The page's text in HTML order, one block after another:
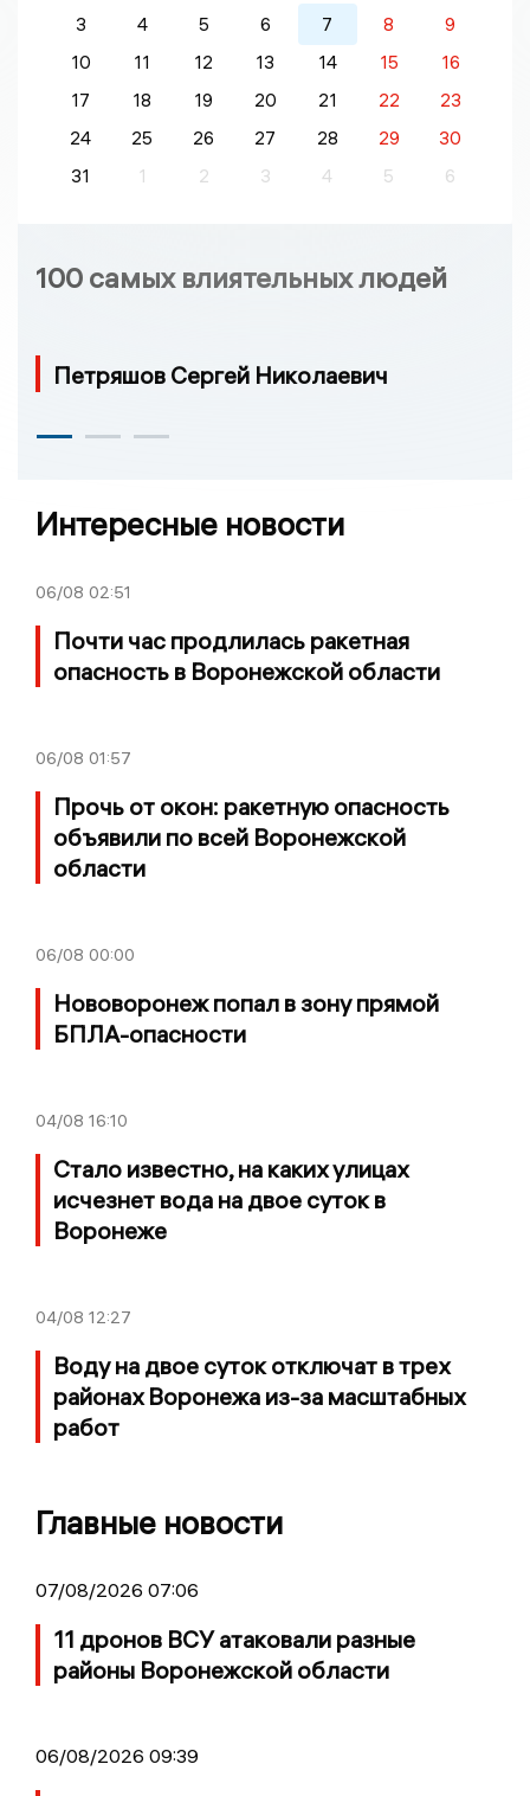
3
4 5 6 7 8
9
10
11 12 13 14 15
16
17
18 19 20 21 22
23
24
25 26 27 28 29
30
31
1 2 3 4 5 6
100 самых влиятельных людей
Петряшов Сергей Николаевич
Интересные новости
06/08 02:51
Почти час продлилась ракетная
опасность в Воронежской области
06/08 01:57
Прочь от окон: ракетную опасность
объявили по всей Воронежской
области
06/08 00:00
Нововоронеж попал в зону прямой
БПЛА-опасности
04/08 16:10
Стало известно, на каких улицах
исчезнет вода на двое суток в
Воронеже
04/08 12:27
Воду на двое суток отключат в трех
районах Воронежа из-за масштабных
работ
Главные новости
07/08/2026 07:06
11 дронов ВСУ атаковали разные
районы Воронежской области
06/08/2026 09:39